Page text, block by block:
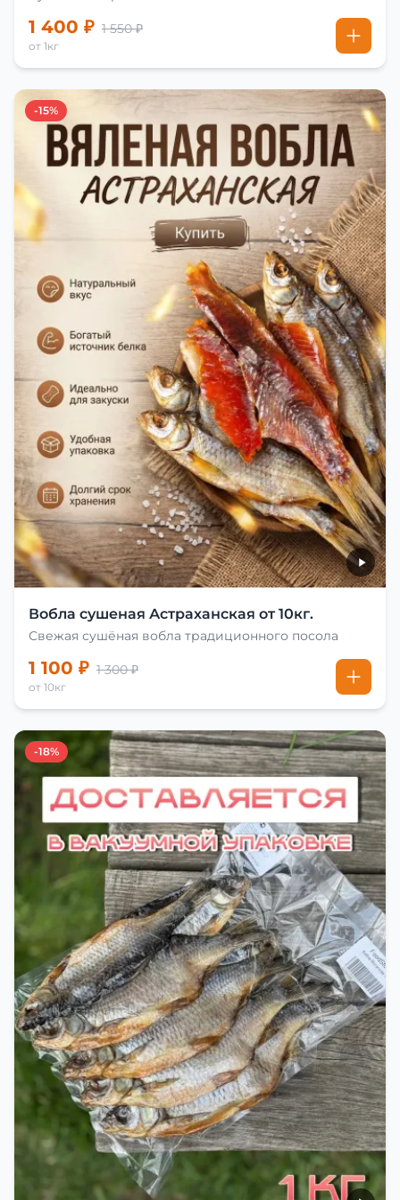
1 400 ₽ 1 550 ₽
от 1кг
-15%
Вобла сушеная Астраханская от 10кг.
Свежая сушёная вобла традиционного посола
1 100 ₽ 1 300 ₽
от 10кг
-18%